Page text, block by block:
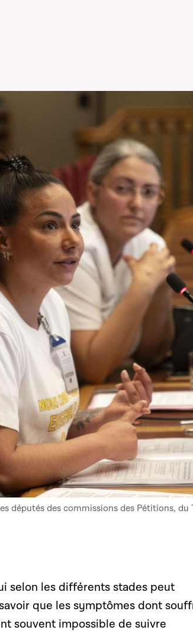
députés des commissions des Pétitions,
selon les différents stades peut
que les symptômes dont
souvent impossible de suivre